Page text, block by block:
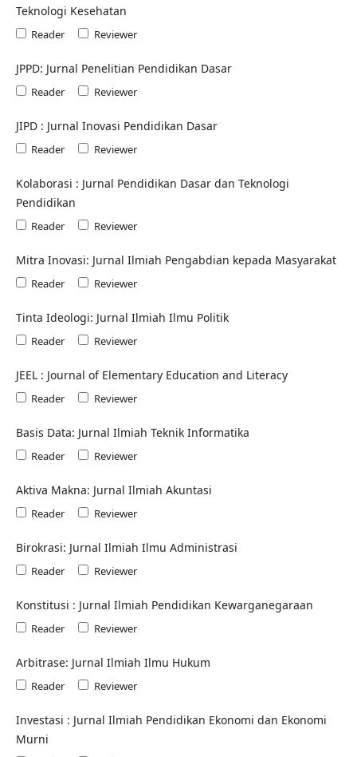
Teknologi Kesehatan
Reader Reviewer
JPPD: Jurnal Penelitian Pendidikan Dasar
Reader Reviewer
JIPD : Jurnal Inovasi Pendidikan Dasar
Reader Reviewer
Kolaborasi : Jurnal Pendidikan Dasar dan Teknologi
Pendidikan
Reader Reviewer
Mitra Inovasi: Jurnal Ilmiah Pengabdian kepada Masyarakat
Reader Reviewer
Tinta Ideologi: Jurnal Ilmiah Ilmu Politik
Reader Reviewer
JEEL : Journal of Elementary Education and Literacy
Reader Reviewer
Basis Data: Jurnal Ilmiah Teknik Informatika
Reader Reviewer
Aktiva Makna: Jurnal Ilmiah Akuntasi
Reader Reviewer
Birokrasi: Jurnal Ilmiah Ilmu Administrasi
Reader Reviewer
Konstitusi : Jurnal Ilmiah Pendidikan Kewarganegaraan
Reader Reviewer
Arbitrase: Jurnal Ilmiah Ilmu Hukum
Reader Reviewer
Investasi : Jurnal Ilmiah Pendidikan Ekonomi dan Ekonomi
Murni